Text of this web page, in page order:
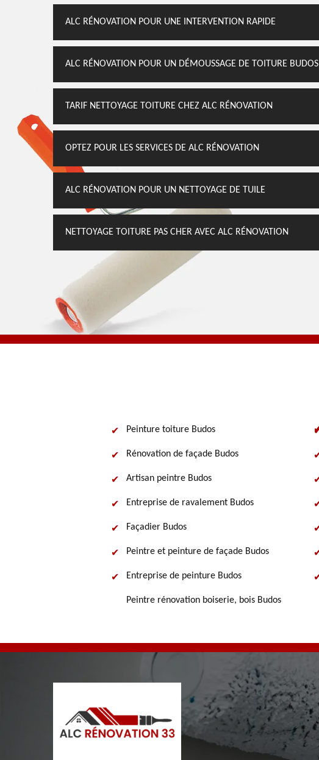
ALC RÉNOVATION POUR UNE INTERVENTION RAPIDE
ALC RÉNOVATION POUR UN DÉMOUSSAGE DE TOITURE BUDOS
TARIF NETTOYAGE TOITURE CHEZ ALC RÉNOVATION
OPTEZ POUR LES SERVICES DE ALC RÉNOVATION
ALC RÉNOVATION POUR UN NETTOYAGE DE TUILE
NETTOYAGE TOITURE PAS CHER AVEC ALC RÉNOVATION
Peinture toiture Budos
Rénovation de façade Budos
Artisan peintre Budos
Entreprise de ravalement Budos
Façadier Budos
Peintre et peinture de façade Budos
Entreprise de peinture Budos
Peintre rénovation boiserie, bois Budos